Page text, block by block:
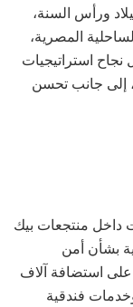
ورأس السنة،
المصرية،
استراتيجيات
إلى جانب تحسن
داخل منتجعات بيك
بشأن أمن
استضافة آلاف
فندقية